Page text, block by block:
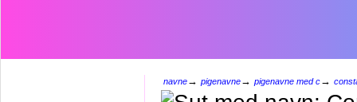
navne→ pigenavne→ pigenavne med c→